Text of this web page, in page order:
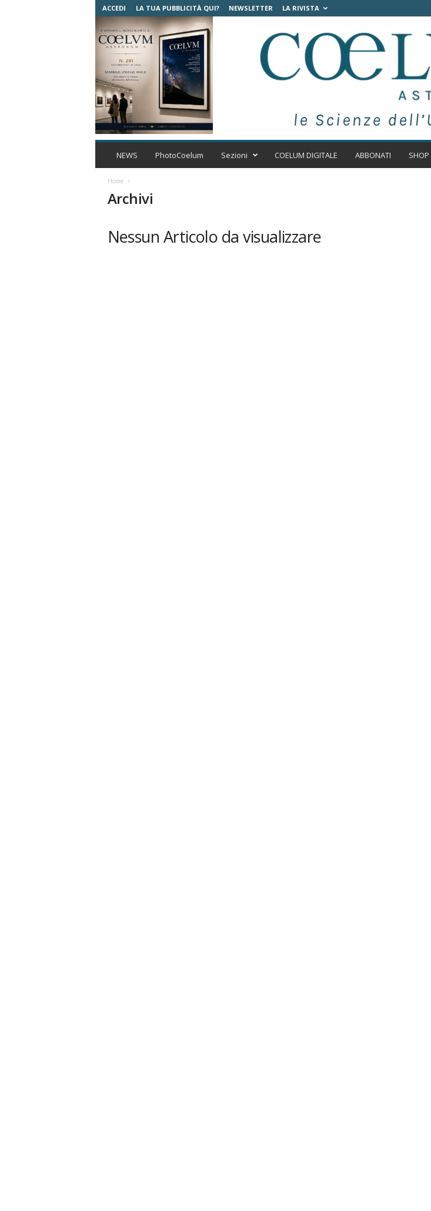
ACCEDI LA TUA PUBBLICITÀ QUI? NEWSLETTER LA RIVISTA
C
t
NEWS PhotoCoelum Sezioni COELUM DIGITALE ABBONATI SHOP
Home
Archivi
Nessun Articolo da visualizzare